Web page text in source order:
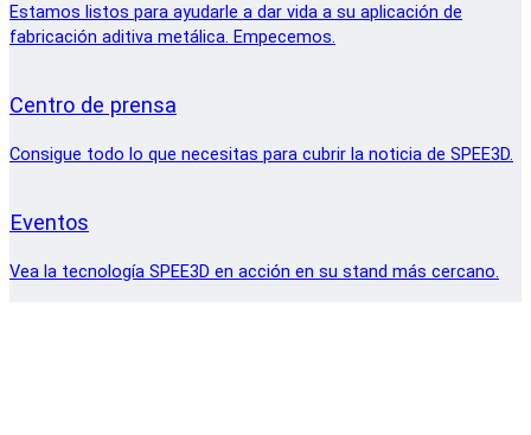
Estamos listos para ayudarle a dar vida a su aplicación de
fabricación aditiva metálica. Empecemos.
Centro de prensa
Consigue todo lo que necesitas para cubrir la noticia de SPEE3D.
Eventos
Vea la tecnología SPEE3D en acción en su stand más cercano.